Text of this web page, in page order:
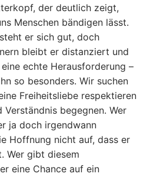
der deutlich zeigt,
Menschen bändigen lässt.
er sich gut, doch
bleibt er distanziert und
echte Herausforderung –
so besonders. Wir suchen
Freiheitsliebe respektieren
begegnen. Wer
ja doch irgendwann
Hoffnung nicht auf, dass er
Wer gibt diesem
eine Chance auf ein